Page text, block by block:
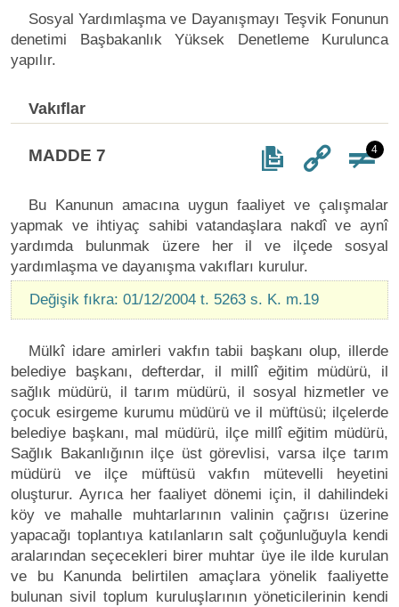
Sosyal Yardımlaşma ve Dayanışmayı Teşvik Fonunun
denetimi Başbakanlık Yüksek Denetleme Kurulunca
yapılır.
Vakıflar
MADDE 7 4
Bu Kanunun amacına uygun faaliyet ve çalışmalar
yapmak ve ihtiyaç sahibi vatandaşlara nakdî ve aynî
yardımda bulunmak üzere her il ve ilçede sosyal
yardımlaşma ve dayanışma vakıfları kurulur.
Değişik fıkra: 01/12/2004 t. 5263 s. K. m.19
Mülkî idare amirleri vakfın tabii başkanı olup, illerde
belediye başkanı, defterdar, il millî eğitim müdürü, il
sağlık müdürü, il tarım müdürü, il sosyal hizmetler ve
çocuk esirgeme kurumu müdürü ve il müftüsü; ilçelerde
belediye başkanı, mal müdürü, ilçe millî eğitim müdürü,
Sağlık Bakanlığının ilçe üst görevlisi, varsa ilçe tarım
müdürü ve ilçe müftüsü vakfın mütevelli heyetini
oluşturur. Ayrıca her faaliyet dönemi için, il dahilindeki
köy ve mahalle muhtarlarının valinin çağrısı üzerine
yapacağı toplantıya katılanların salt çoğunluğuyla kendi
aralarından seçecekleri birer muhtar üye ile ilde kurulan
ve bu Kanunda belirtilen amaçlara yönelik faaliyette
bulunan sivil toplum kuruluşlarının yöneticilerinin kendi